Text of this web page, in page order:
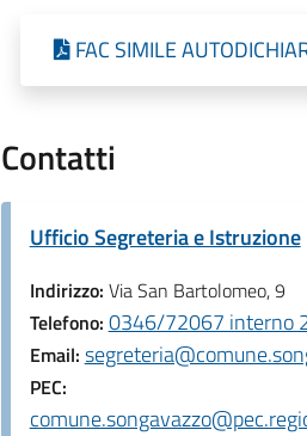
FAC SIMILE
Contatti
Ufficio Segreteria e Istruzione
Indirizzo: Via San Bartolomeo, 9
Telefono: 0346/72067 interno
Email:
PEC: